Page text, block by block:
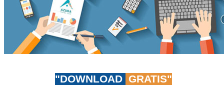
"DOWNLOAD GRATIS"